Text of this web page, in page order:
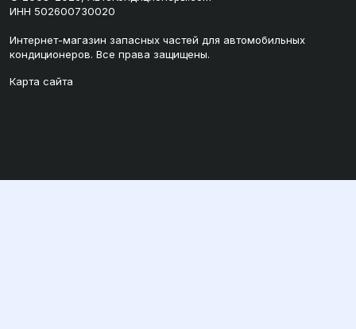
ИНН 502600730020
Интернет-магазин запасных частей для автомобильных
кондиционеров. Все права защищены.
Карта сайта